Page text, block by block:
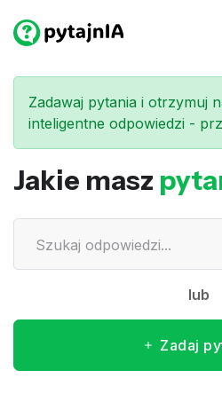
Zadawaj pytania i otrzymuj
inteligentne odpowiedzi -
Jakie masz
lub
Zadaj